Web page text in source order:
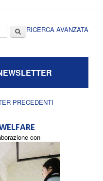
CercaRICERCA AVANZATA
PRECEDENTI
con